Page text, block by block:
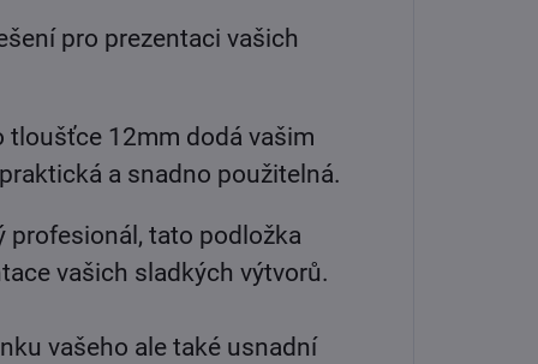
pro prezentaci vašich
tloušťce 12mm dodá vašim
a snadno použitelná.
profesionál, tato podložka
vašich sladkých výtvorů.
vašeho ale také usnadní